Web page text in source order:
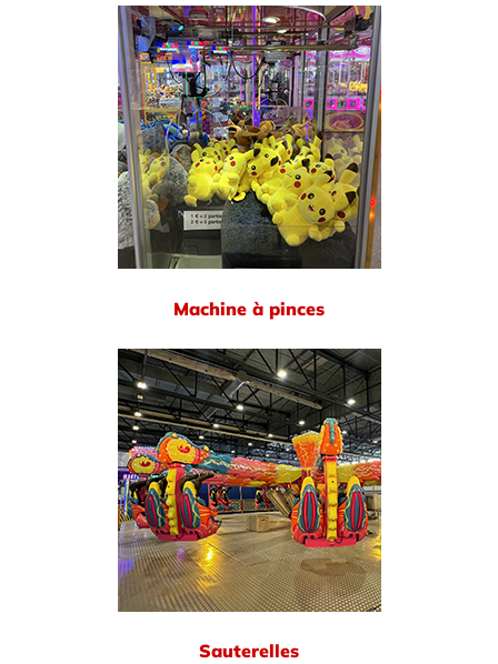
Machine à pinces
Sauterelles